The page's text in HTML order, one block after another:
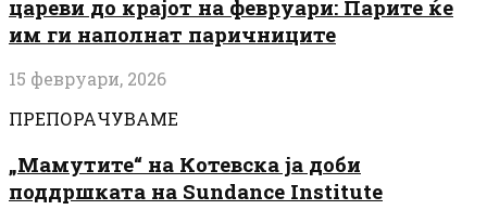
цареви до крајот на февруари: Парите ќе
им ги наполнат паричниците
15 февруари, 2026
ПРЕПОРАЧУВАМЕ
„Мамутите“ на Котевска ја доби
поддршката на Sundance Institute